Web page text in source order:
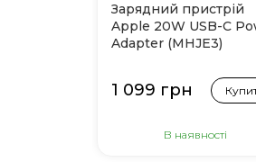
Зарядний пристрій
Apple 20W USB-C
Adapter (MHJE3)
1 099 грн
В наявності